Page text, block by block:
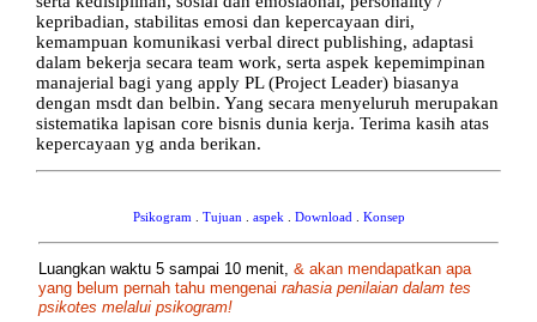
kepribadian, stabilitas emosi dan kepercayaan diri,
kemampuan komunikasi verbal direct publishing, adaptasi
dalam bekerja secara team work, serta aspek kepemimpinan
manajerial bagi yang apply PL (Project Leader) biasanya
dengan msdt dan belbin. Yang secara menyeluruh merupakan
sistematika lapisan core bisnis dunia kerja. Terima kasih atas
kepercayaan yg anda berikan.
Psikogram Tujuan aspek Download Konsep
Luangkan waktu 5 sampai 10 menit, & akan mendapatkan apa
yang belum pernah tahu mengenai rahasia penilaian dalam tes
psikotes melalui psikogram!